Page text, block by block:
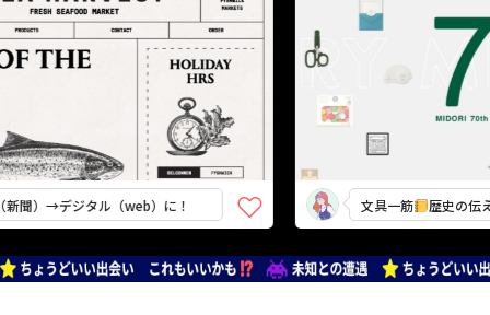
→デジタル（web）に！ 文具一筋 歴史の伝え力